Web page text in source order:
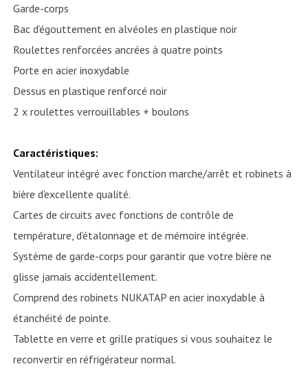
Garde-corps
Bac d’égouttement en alvéoles en plastique noir
Roulettes renforcées ancrées à quatre points
Porte en acier inoxydable
Dessus en plastique renforcé noir
2 x roulettes verrouillables + boulons
Caractéristiques:
Ventilateur intégré avec fonction marche/arrêt et robinets à
bière d’excellente qualité.
Cartes de circuits avec fonctions de contrôle de
température, d’étalonnage et de mémoire intégrée.
Système de garde-corps pour garantir que votre bière ne
glisse jamais accidentellement.
Comprend des robinets NUKATAP en acier inoxydable à
étanchéité de pointe.
Tablette en verre et grille pratiques si vous souhaitez le
reconvertir en réfrigérateur normal.